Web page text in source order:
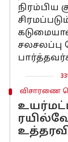
நிரம்பிய
விசாரணை